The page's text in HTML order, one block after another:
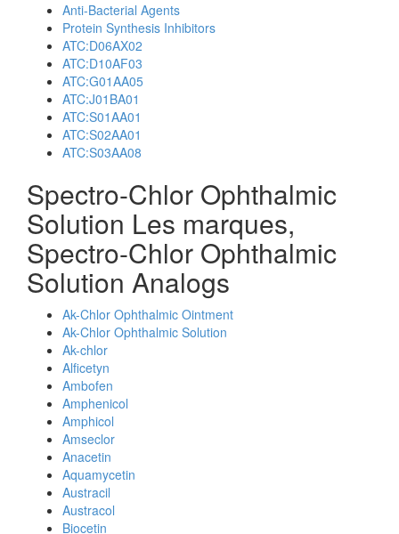
Anti-Bacterial Agents
Protein Synthesis Inhibitors
ATC:D06AX02
ATC:D10AF03
ATC:G01AA05
ATC:J01BA01
ATC:S01AA01
ATC:S02AA01
ATC:S03AA08
Spectro-Chlor Ophthalmic
Solution Les marques,
Spectro-Chlor Ophthalmic
Solution Analogs
Ak-Chlor Ophthalmic Ointment
Ak-Chlor Ophthalmic Solution
Ak-chlor
Alficetyn
Ambofen
Amphenicol
Amphicol
Amseclor
Anacetin
Aquamycetin
Austracil
Austracol
Biocetin